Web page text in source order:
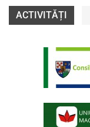
ACTIVITĂȚI